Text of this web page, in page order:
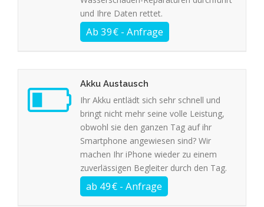
und Ihre Daten rettet.
Akku Austausch
Ihr Akku entlädt sich sehr schnell und
bringt nicht mehr seine volle Leistung,
obwohl sie den ganzen Tag auf ihr
Smartphone angewiesen sind? Wir
machen Ihr iPhone wieder zu einem
zuverlässigen Begleiter durch den Tag.